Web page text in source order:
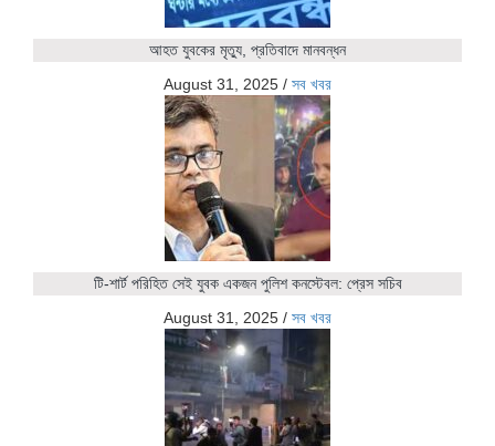
আহত যুবকের মৃত্যু, প্রতিবাদে মানবন্ধন
August 31, 2025 / সব খবর
টি-শার্ট পরিহিত সেই যুবক একজন পুলিশ কনস্টেবল: প্রেস সচিব
August 31, 2025 / সব খবর